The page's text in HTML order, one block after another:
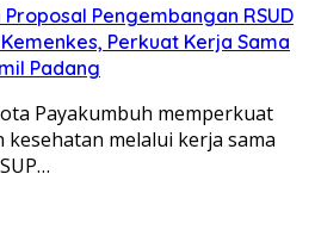
Pengembangan RSUD
Perkuat Kerja Sama
Padang
Payakumbuh memperkuat
melalui kerja sama